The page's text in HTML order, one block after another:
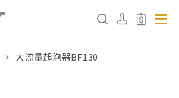
大流量起泡器BF130